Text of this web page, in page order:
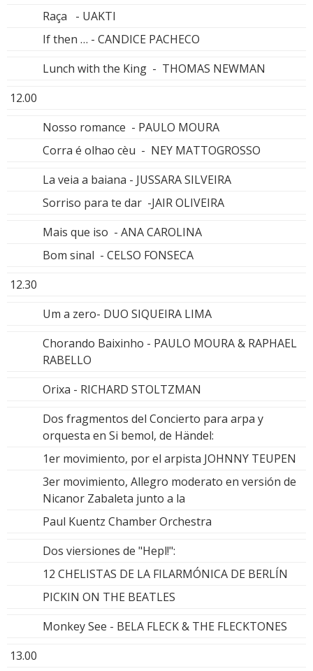
Raça - UAKTI
If then … - CANDICE PACHECO
Lunch with the King - THOMAS NEWMAN
12.00
Nosso romance - PAULO MOURA
Corra é olhao cèu - NEY MATTOGROSSO
La veia a baiana - JUSSARA SILVEIRA
Sorriso para te dar -JAIR OLIVEIRA
Mais que iso - ANA CAROLINA
Bom sinal - CELSO FONSECA
12.30
Um a zero- DUO SIQUEIRA LIMA
Chorando Baixinho - PAULO MOURA & RAPHAEL
RABELLO
Orixa - RICHARD STOLTZMAN
Dos fragmentos del Concierto para arpa y
orquesta en Si bemol, de Händel:
1er movimiento, por el arpista JOHNNY TEUPEN
3er movimiento, Allegro moderato en versión de
Nicanor Zabaleta junto a la
Paul Kuentz Chamber Orchestra
Dos viersiones de "Hepl!":
12 CHELISTAS DE LA FILARMÓNICA DE BERLÍN
PICKIN ON THE BEATLES
Monkey See - BELA FLECK & THE FLECKTONES
13.00